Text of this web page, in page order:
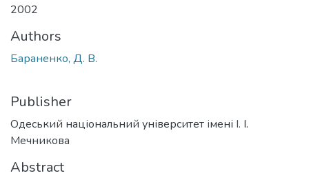
2002
Authors
Бараненко, Д. В.
Publisher
Одеський національний університет імені І. І.
Мечникова
Abstract